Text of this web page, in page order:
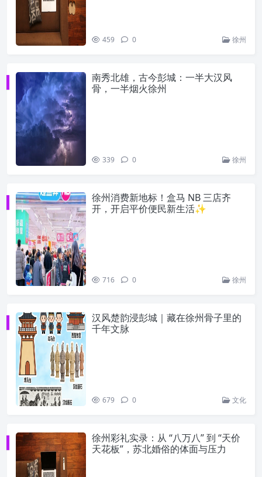
459 0 徐州
南秀北雄，古今彭城：一半大汉风
骨，一半烟火徐州
339 0 徐州
徐州消费新地标！盒马 NB 三店齐
开，开启平价便民新生活✨
716 0 徐州
汉风楚韵浸彭城｜藏在徐州骨子里的
千年文脉
679 0 文化
徐州彩礼实录：从 “八万八” 到 “天价
天花板”，苏北婚俗的体面与压力